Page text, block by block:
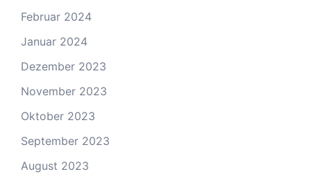
Februar 2024
Januar 2024
Dezember 2023
November 2023
Oktober 2023
September 2023
August 2023